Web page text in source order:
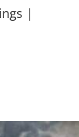
|